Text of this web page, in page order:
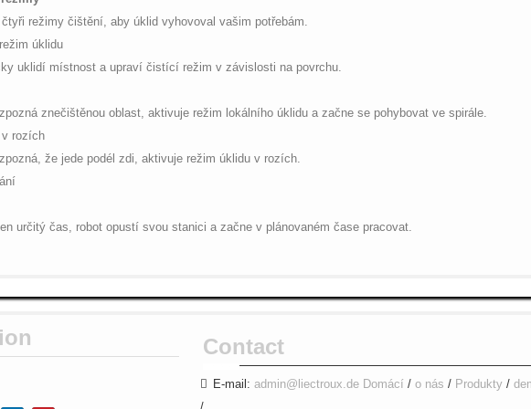
režimy čištění, aby úklid vyhovoval vašim potřebám.
úklidu
uklidí místnost a upraví čistící režim v závislosti na povrchu.
znečištěnou oblast, aktivuje režim lokálního úklidu a začne se pohybovat ve spirále.
rozích
že jede podél zdi, aktivuje režim úklidu v rozích.
určitý čas, robot opustí svou stanici a začne v plánovaném čase pracovat.
Contact
E-mail: admin@liectroux.de Domácí / o nás / Produkty /